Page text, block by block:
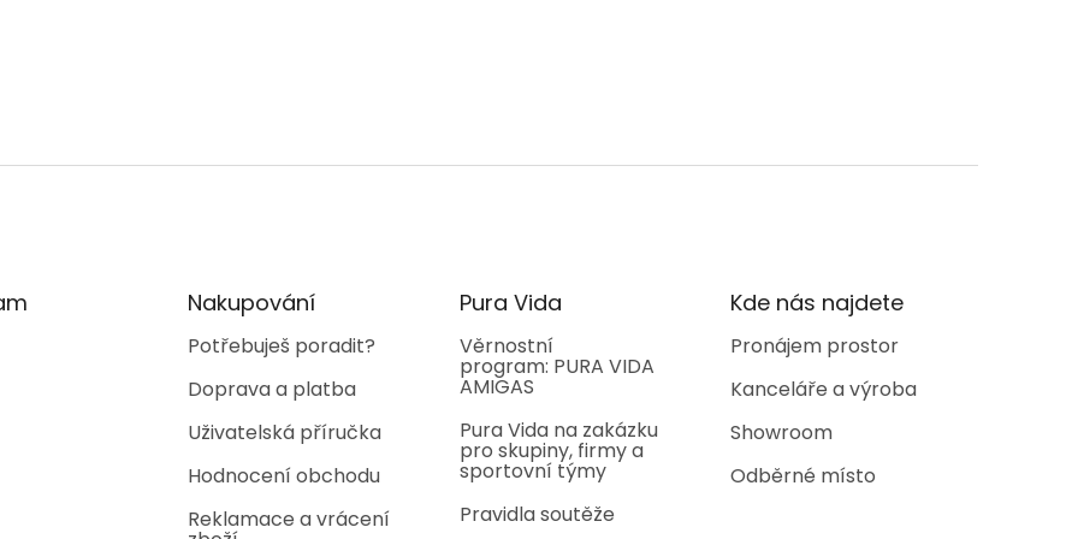
Nakupování
Potřebuješ poradit?
Doprava a platba
Uživatelská příručka
Hodnocení obchodu
Reklamace a vrácení
Pura Vida
Věrnostní
program: PURA VIDA
AMIGAS
Pura Vida na zakázku
pro skupiny, firmy a
sportovní týmy
Pravidla soutěže
Kde nás najdete
Pronájem prostor
Kanceláře a výroba
Showroom
Odběrné místo